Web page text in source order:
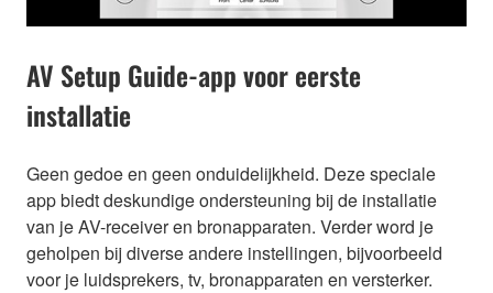
AV Setup Guide-app voor eerste
installatie
Geen gedoe en geen onduidelijkheid. Deze speciale
app biedt deskundige ondersteuning bij de installatie
van je AV-receiver en bronapparaten. Verder word je
geholpen bij diverse andere instellingen, bijvoorbeeld
voor je luidsprekers, tv, bronapparaten en versterker.